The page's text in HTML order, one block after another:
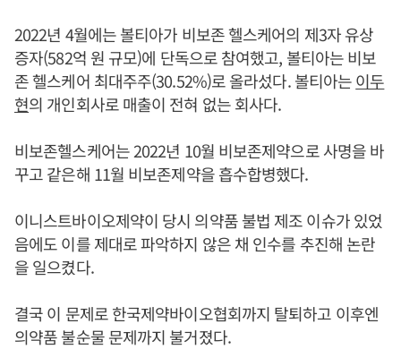
2022년 4월에는 볼티아가 비보존 헬스케어의 제3자 유상
증자(582억 원 규모)에 단독으로 참여했고, 볼티아는 비보
존 헬스케어 최대주주(30.52%)로 올라섰다. 볼티아는이두
현의 개인회사로 매출이 전혀 없는 회사다.
비보존헬스케어는 2022년 10월 비보존제약으로 사명을 바
꾸고 같은해 11월 비보존제약을 흡수합병했다.
이니스트바이오제약이 당시 의약품 불법 제조 이슈가 있었
음에도 이를 제대로 파악하지 않은 채 인수를 추진해 논란
을 일으켰다.
결국 이 문제로 한국제약바이오협회까지 탈퇴하고 이후엔
의약품 불순물 문제까지 불거졌다.